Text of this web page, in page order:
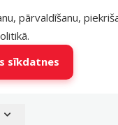
pārvaldīšanu,
.
sīkdatnes
Māja
drevrny s